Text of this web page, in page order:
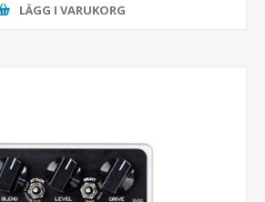
LÄGG I VARUKORG